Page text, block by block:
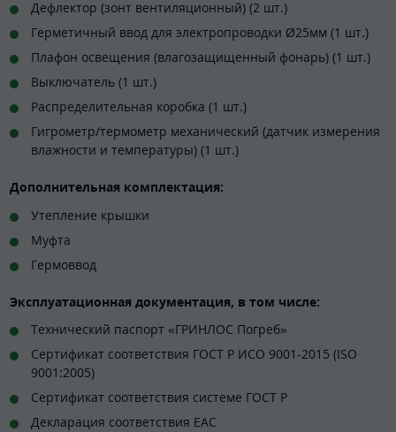
Дефлектор (зонт вентиляционный) (2 шт.)
Герметичный ввод для электропроводки Ø25мм (1 шт.)
Плафон освещения (влагозащищенный фонарь) (1 шт.)
Выключатель (1 шт.)
Распределительная коробка (1 шт.)
Гигрометр/термометр механический (датчик измерения
влажности и температуры) (1 шт.)
Дополнительная комплектация:
Утепление крышки
Муфта
Гермоввод
Эксплуатационная документация, в том числе:
Технический паспорт «ГРИНЛОС Погреб»
Сертификат соответствия ГОСТ Р ИСО 9001-2015 (ISO
9001:2005)
Сертификат соответствия системе ГОСТ Р
Декларация соответствия ЕАС